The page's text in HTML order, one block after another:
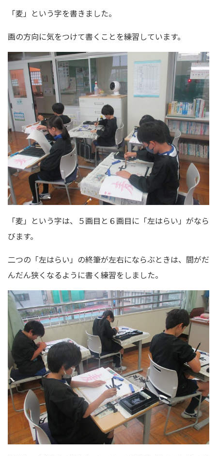
「麦」という字を書きました。
画の方向に気をつけて書くことを練習しています。
「麦」という字は、５画目と６画目に「左はらい」がなら
びます。
二つの「左はらい」の終筆が左右にならぶときは、間がだ
んだん狭くなるように書く練習をしました。